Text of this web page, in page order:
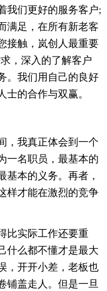
我们更好的服务客户;
满足，在所有新老客
接触，岚创人最重要
，深入的了解客户
。我们用自己的良好
的合作与双赢。
，我真正体会到一个
一名职员，最基本的
基本的义务。再者，
样才能在激烈的竞争
比实际工作还要重
什么都不懂才是最大
，开开小差，老板也
铺盖走人。但是一旦